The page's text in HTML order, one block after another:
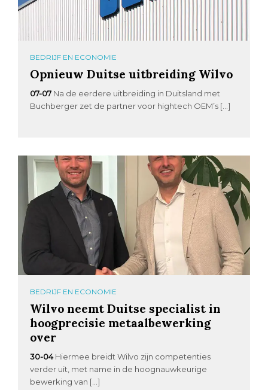
BEDRIJF EN ECONOMIE
Opnieuw Duitse uitbreiding Wilvo
07-07 Na de eerdere uitbreiding in Duitsland met
Buchberger zet de partner voor hightech OEM’s […]
BEDRIJF EN ECONOMIE
Wilvo neemt Duitse specialist in
hoogprecisie metaalbewerking
over
30-04 Hiermee breidt Wilvo zijn competenties
verder uit, met name in de hoognauwkeurige
bewerking van […]